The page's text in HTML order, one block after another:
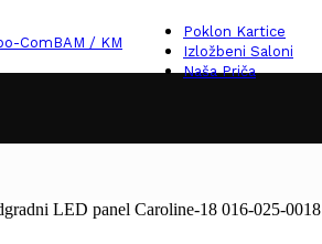
BAM / KM
Poklon Kartice
Izložbeni Saloni
Naša Priča
LED panel Caroline-18 016-025-0018